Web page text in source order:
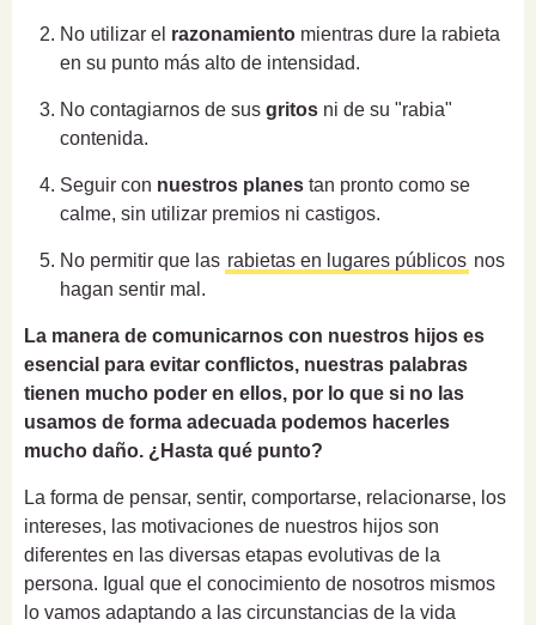
No utilizar el razonamiento mientras dure la rabieta
en su punto más alto de intensidad.
No contagiarnos de sus gritos ni de su "rabia"
contenida.
Seguir con nuestros planes tan pronto como se
calme, sin utilizar premios ni castigos.
No permitir que las rabietas en lugares públicos nos
hagan sentir mal.
La manera de comunicarnos con nuestros hijos es
esencial para evitar conflictos, nuestras palabras
tienen mucho poder en ellos, por lo que si no las
usamos de forma adecuada podemos hacerles
mucho daño. ¿Hasta qué punto?
La forma de pensar, sentir, comportarse, relacionarse, los
intereses, las motivaciones de nuestros hijos son
diferentes en las diversas etapas evolutivas de la
persona. Igual que el conocimiento de nosotros mismos
lo vamos adaptando a las circunstancias de la vida